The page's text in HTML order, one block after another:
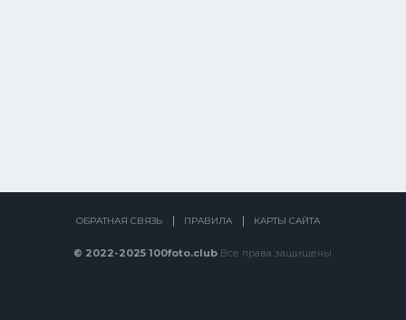
ОБРАТНАЯ СВЯЗЬ ПРАВИЛА КАРТЫ САЙТА
© 2022-2025 100foto.clubВсе права защищены.